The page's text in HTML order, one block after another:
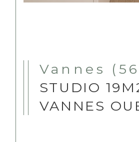
Vannes
STUDIO
VANNES